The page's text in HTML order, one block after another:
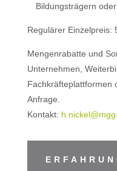
Bildungsträgern
Regulärer Einzelpreis:
Mengenrabatte und
Unternehmen,
Fachkräfteplattformen
Anfrage.
Kontakt: